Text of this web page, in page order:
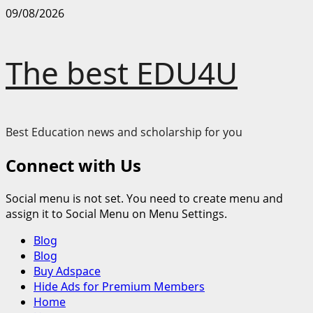
Skip
09/08/2026
The best EDU4U
Best Education news and scholarship for you
Connect with Us
Social menu is not set. You need to create menu and
assign it to Social Menu on Menu Settings.
Primary
Menu
Blog
Blog
Buy Adspace
Hide Ads for Premium Members
Home